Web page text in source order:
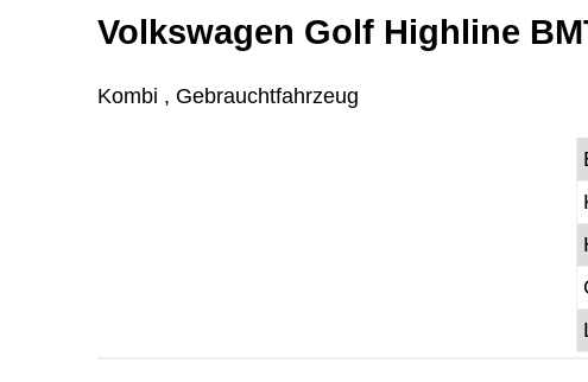
Volkswagen Golf Highline
Kombi , Gebrauchtfahrzeug